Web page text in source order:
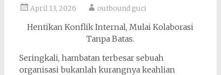
April 13, 2026 outbound guci
Hentikan Konflik Internal, Mulai Kolaborasi
Tanpa Batas.
Seringkali, hambatan terbesar sebuah
organisasi bukanlah kurangnya keahlian